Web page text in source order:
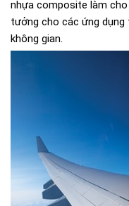
nhựa composite làm
tưởng cho các ứng
không gian.